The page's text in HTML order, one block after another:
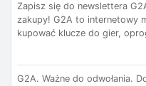
Zapisz się do newslettera
zakupy! G2A to internetowy
kupować klucze do gier,
G2A. Ważne do odwołania.